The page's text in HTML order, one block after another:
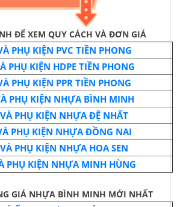
ĐỂ XEM QUY CÁCH VÀ ĐƠN GIÁ
PHỤ KIỆN PVC TIỀN PHONG
PHỤ KIỆN HDPE TIỀN PHONG
PHỤ KIỆN PPR TIỀN PHONG
PHỤ KIỆN NHỰA BÌNH MINH
PHỤ KIỆN NHỰA ĐỆ NHẤT
PHỤ KIỆN NHỰA ĐỒNG NAI
PHỤ KIỆN NHỰA HOA SEN
PHỤ KIỆN NHỰA MINH HÙNG
GIÁ NHỰA BÌNH MINH MỚI NHẤT